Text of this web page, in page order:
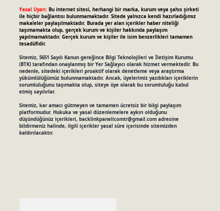
Yasal Uyarı: Bu internet sitesi, herhangi bir marka, kurum veya şahıs şirketi
ile hiçbir bağlantısı bulunmamaktadır. Sitede yalnızca kendi hazırladığımız
makaleler paylaşılmaktadır. Burada yer alan içerikler haber niteliği
taşımamakta olup, gerçek kurum ve kişiler hakkında paylaşım
yapılmamaktadır. Gerçek kurum ve kişiler ile isim benzerlikleri tamamen
tesadüfidir.
Sitemiz, 5651 Sayılı Kanun gereğince Bilgi Teknolojileri ve İletişim Kurumu
(BTK) tarafından onaylanmış bir Yer Sağlayıcı olarak hizmet vermektedir. Bu
nedenle, sitedeki içerikleri proaktif olarak denetleme veya araştırma
yükümlülüğümüz bulunmamaktadır. Ancak, üyelerimiz yazdıkları içeriklerin
sorumluluğunu taşımakta olup, siteye üye olarak bu sorumluluğu kabul
etmiş sayılırlar.
Sitemiz, kar amacı gütmeyen ve tamamen ücretsiz bir bilgi paylaşım
platformudur. Hukuka ve yasal düzenlemelere aykırı olduğunu
düşündüğünüz içerikleri, backlinkpanelicomtr@gmail.comadresine
bildirmeniz halinde, ilgili içerikler yasal süre içerisinde sitemizden
kaldırılacaktır.